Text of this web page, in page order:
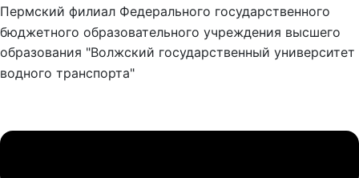
Пермский филиал Федерального государственного
бюджетного образовательного учреждения высшего
образования "Волжский государственный университет
водного транспорта"